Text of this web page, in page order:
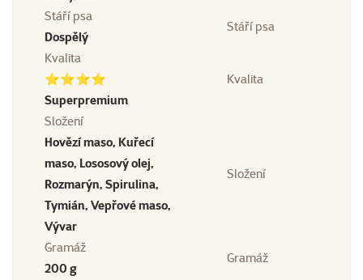
Stáří psa
Dospělý
Stáří psa
Kvalita
⭐⭐⭐⭐
Superpremium
Kvalita
Složení
Hovězí maso, Kuřecí
maso, Lososový olej,
Rozmarýn, Spirulina,
Tymián, Vepřové maso,
Vývar
Složení
Gramáž
200 g
Gramáž